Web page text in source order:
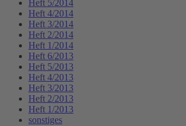
Heft 5/2014
Heft 4/2014
Heft 3/2014
Heft 2/2014
Heft 1/2014
Heft 6/2013
Heft 5/2013
Heft 4/2013
Heft 3/2013
Heft 2/2013
Heft 1/2013
sonstiges